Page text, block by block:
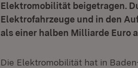
Elektromobilität beigetragen.
Elektrofahrzeuge und in den
als einer halben Milliarde Euro
Die Elektromobilität hat in